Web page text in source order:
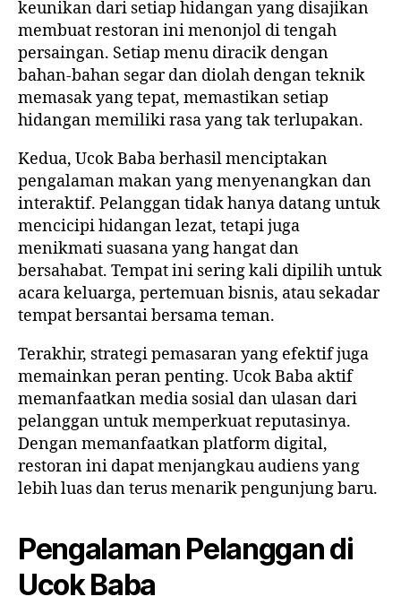
keunikan dari setiap hidangan yang disajikan
membuat restoran ini menonjol di tengah
persaingan. Setiap menu diracik dengan
bahan-bahan segar dan diolah dengan teknik
memasak yang tepat, memastikan setiap
hidangan memiliki rasa yang tak terlupakan.
Kedua, Ucok Baba berhasil menciptakan
pengalaman makan yang menyenangkan dan
interaktif. Pelanggan tidak hanya datang untuk
mencicipi hidangan lezat, tetapi juga
menikmati suasana yang hangat dan
bersahabat. Tempat ini sering kali dipilih untuk
acara keluarga, pertemuan bisnis, atau sekadar
tempat bersantai bersama teman.
Terakhir, strategi pemasaran yang efektif juga
memainkan peran penting. Ucok Baba aktif
memanfaatkan media sosial dan ulasan dari
pelanggan untuk memperkuat reputasinya.
Dengan memanfaatkan platform digital,
restoran ini dapat menjangkau audiens yang
lebih luas dan terus menarik pengunjung baru.
Pengalaman Pelanggan di
Ucok Baba